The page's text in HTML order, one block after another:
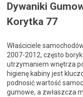
Dywaniki
Korytka 77
Właściciele
2007-2012, często
utrzymaniem wnętrza
higienę kabiny jest
podnosić wartość
gumowe, a zwłaszcza